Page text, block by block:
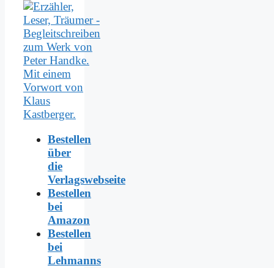
Bestellen
über
die
Verlagswebseite
Bestellen
bei
Amazon
Bestellen
bei
Lehmanns